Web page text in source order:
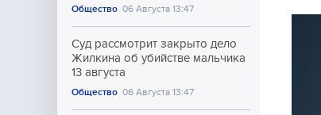
Общество 06 Августа 13:47
Суд рассмотрит закрыто дело
Жилкина об убийстве мальчика
13 августа
Общество 06 Августа 13:47